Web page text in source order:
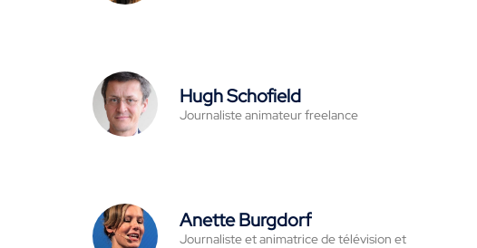
Hugh Schofield
Journaliste animateur freelance
Anette Burgdorf
Journaliste et animatrice de télévision et